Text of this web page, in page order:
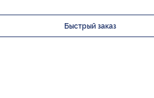
Быстрый заказ